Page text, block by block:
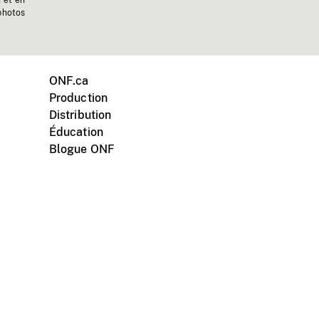
ONF.ca
Production
Distribution
Éducation
Blogue ONF